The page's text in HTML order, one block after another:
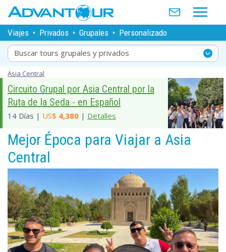
Viajes • Privados • Grupales • Personalizado
Buscar tours grupales y privados
Asia Central
Circuito Grupal por Asia Central por la
Ruta de la Seda - en Español
14 Días | US$ 4,380 | Detalles
Mejor Época para Viajar a Asia
Central